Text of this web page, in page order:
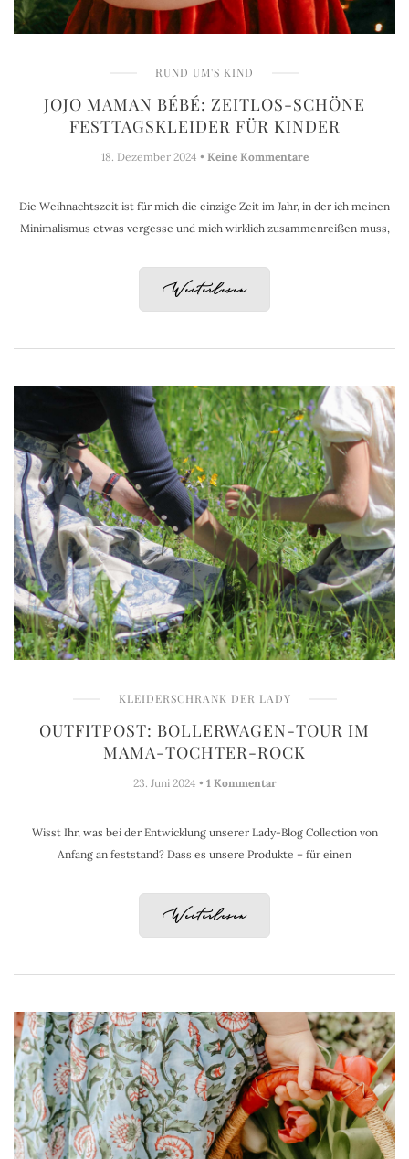
RUND UM'S KIND
JOJO MAMAN BÉBÉ: ZEITLOS-SCHÖNE
FESTTAGSKLEIDER FÜR KINDER
18. Dezember 2024 • Keine Kommentare
Die Weihnachtszeit ist für mich die einzige Zeit im Jahr, in der ich meinen
Minimalismus etwas vergesse und mich wirklich zusammenreißen muss,
Weiterlesen
KLEIDERSCHRANK DER LADY
OUTFITPOST: BOLLERWAGEN-TOUR IM
MAMA-TOCHTER-ROCK
23. Juni 2024 • 1 Kommentar
Wisst Ihr, was bei der Entwicklung unserer Lady-Blog Collection von
Anfang an feststand? Dass es unsere Produkte – für einen
Weiterlesen